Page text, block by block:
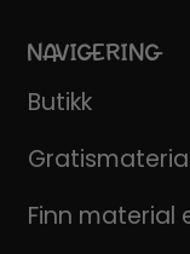
NAVIGERING
Butikk
Finn material